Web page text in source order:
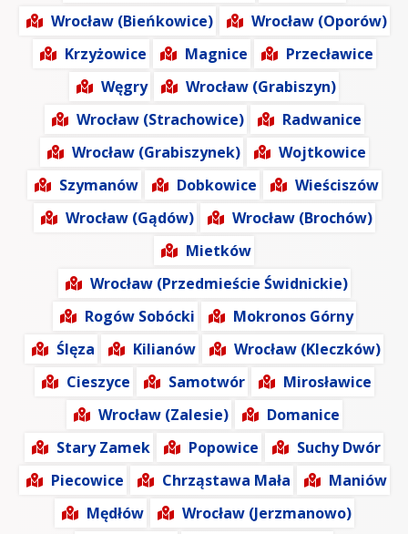
Wrocław (Bieńkowice)
Wrocław (Oporów)
Krzyżowice
Magnice
Przecławice
Węgry
Wrocław (Grabiszyn)
Wrocław (Strachowice)
Radwanice
Wrocław (Grabiszynek)
Wojtkowice
Szymanów
Dobkowice
Wieściszów
Wrocław (Gądów)
Wrocław (Brochów)
Mietków
Wrocław (Przedmieście Świdnickie)
Rogów Sobócki
Mokronos Górny
Ślęza
Kilianów
Wrocław (Kleczków)
Cieszyce
Samotwór
Mirosławice
Wrocław (Zalesie)
Domanice
Stary Zamek
Popowice
Suchy Dwór
Piecowice
Chrząstawa Mała
Maniów
Mędłów
Wrocław (Jerzmanowo)